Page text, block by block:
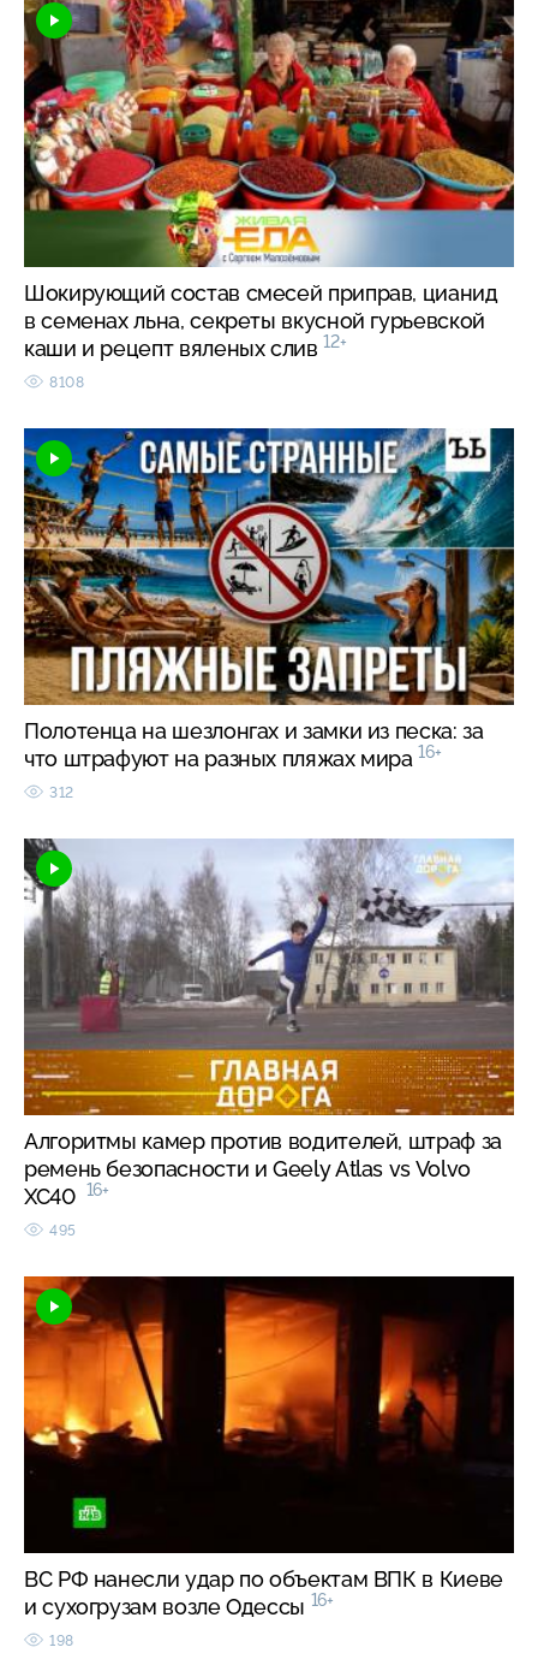
Шокирующий состав смесей приправ, цианид
в семенах льна, секреты вкусной гурьевской
каши и рецепт вяленых слив 12+
8108
Полотенца на шезлонгах и замки из песка: за
что штрафуют на разных пляжах мира 16+
312
Алгоритмы камер против водителей, штраф за
ремень безопасности и Geely Atlas vs Volvo
XC40 16+
495
ВС РФ нанесли удар по объектам ВПК в Киеве
и сухогрузам возле Одессы 16+
198